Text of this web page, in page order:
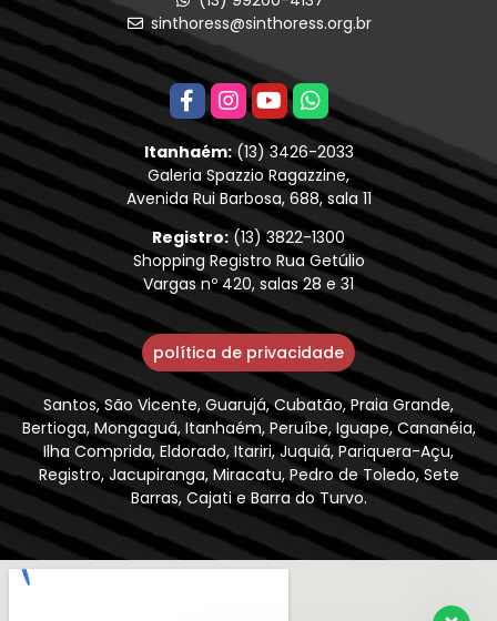
sinthoress@sinthoress.org.br
Itanhaém:(13) 3426-2033
Galeria Spazzio Ragazzine,
Avenida Rui Barbosa, 688, sala 11
Registro:(13) 3822-1300
Shopping Registro Rua Getúlio
Vargas nº 420, salas 28 e 31
política de privacidade
Santos, São Vicente, Guarujá, Cubatão, Praia Grande,
Bertioga, Mongaguá, Itanhaém, Peruíbe, Iguape, Cananéia,
Ilha Comprida, Eldorado, Itariri, Juquiá, Pariquera-Açu,
Registro, Jacupiranga, Miracatu, Pedro de Toledo, Sete
Barras, Cajati e Barra do Turvo.